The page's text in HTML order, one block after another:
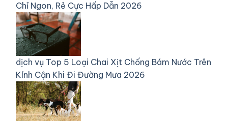
Chỉ Ngon, Rẻ Cực Hấp Dẫn 2026
dịch vụ Top 5 Loại Chai Xịt Chống Bám Nước Trên
Kính Cận Khi Đi Đường Mưa 2026